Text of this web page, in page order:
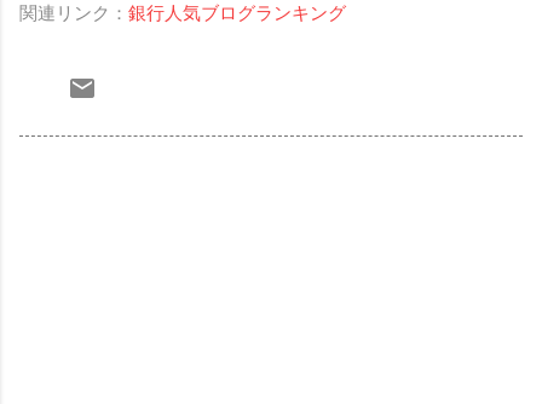
関連リンク： 銀行人気ブログランキング